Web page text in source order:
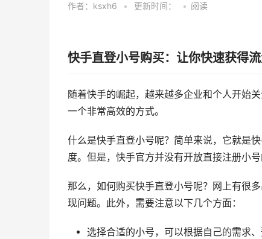
作者：ksxh6 • 更新时间： • 阅读
快手直登小号购买：让你快速获得
随着快手的崛起，越来越多企业和个人开始
一个非常高效的方式。
什么是快手直登小号呢？简单来说，它就是
度。但是，快手官方并没有开放直接注册小
那么，如何购买快手直登小号呢？网上有很
现问题。此外，需要注意以下几个方面：
选择合适的小号，可以根据自己的需求、